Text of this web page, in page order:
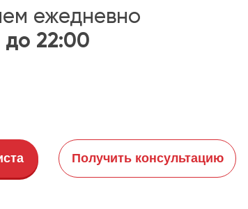
ежедневно
до 22:00
Получить консультацию